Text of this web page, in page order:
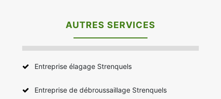
AUTRES SERVICES
Entreprise élagage Strenquels
Entreprise de débroussaillage Strenquels